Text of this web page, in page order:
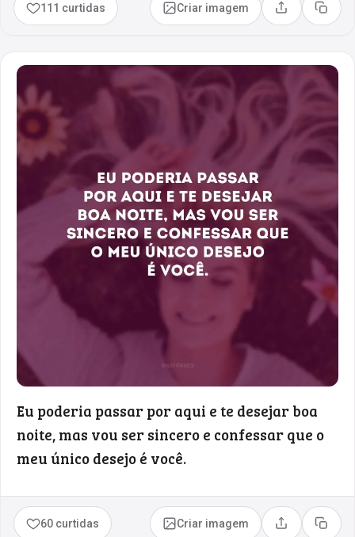
111 curtidas Criar imagem Compartilhar
Copiar
Eu poderia passar por aqui e te desejar boa
noite, mas vou ser sincero e confessar que o
meu único desejo é você.
60 curtidas Criar imagem Compartilhar
Copiar